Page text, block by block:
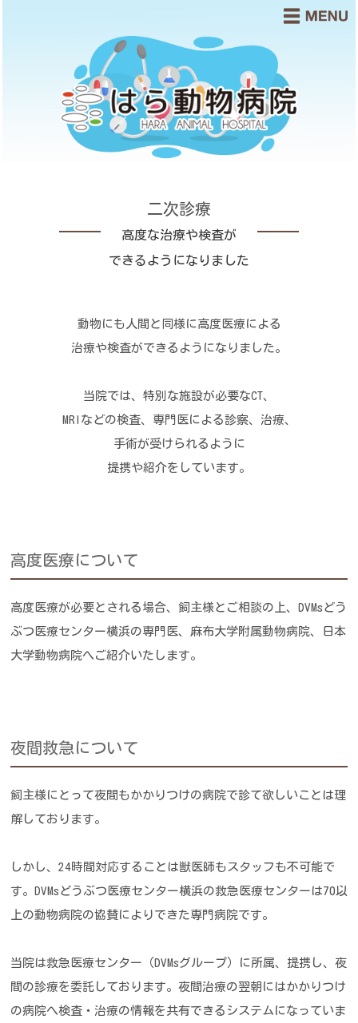
二次診療
高度な治療や検査が
できるようになりました
動物にも人間と同様に高度医療による
治療や検査ができるようになりました。
当院では、特別な施設が必要なCT、
MRIなどの検査、専門医による診察、治療、
手術が受けられるように
提携や紹介をしています。
高度医療について
高度医療が必要とされる場合、飼主様とご相談の上、 DVMsどう
ぶつ医療センター横浜の専門医、麻布大学附属動物病院、日本
大学動物病院へご紹介いたします。
夜間救急について
飼主様にとって夜間もかかりつけの病院で診て欲しいことは理
解しております。
しかし、24時間対応することは獣医師もスタッフも不可能で
す。 DVMsどうぶつ医療センター横浜の救急医療センターは70以
上の動物病院の協賛によりできた専門病院です。
当院は救急医療センター（DVMsグループ）に所属、提携し、夜
間の診療を委託しております。 夜間治療の翌朝にはかかりつけ
の病院へ検査・治療の情報を共有できるシステムになっていま